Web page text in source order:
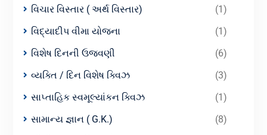
વિચાર વિસ્તાર ( અર્થ વિસ્તાર)
(1)
વિદ્યાદીપ વીમા યોજના
(1)
વિશેષ દિનની ઉજવણી
(6)
વ્યક્તિ / દિન વિશેષ ક્વિઝ
(3)
સાપ્તાહિક સ્વમૂલ્યાંકન ક્વિઝ
(1)
સામાન્ય જ્ઞાન ( G.K.)
(8)